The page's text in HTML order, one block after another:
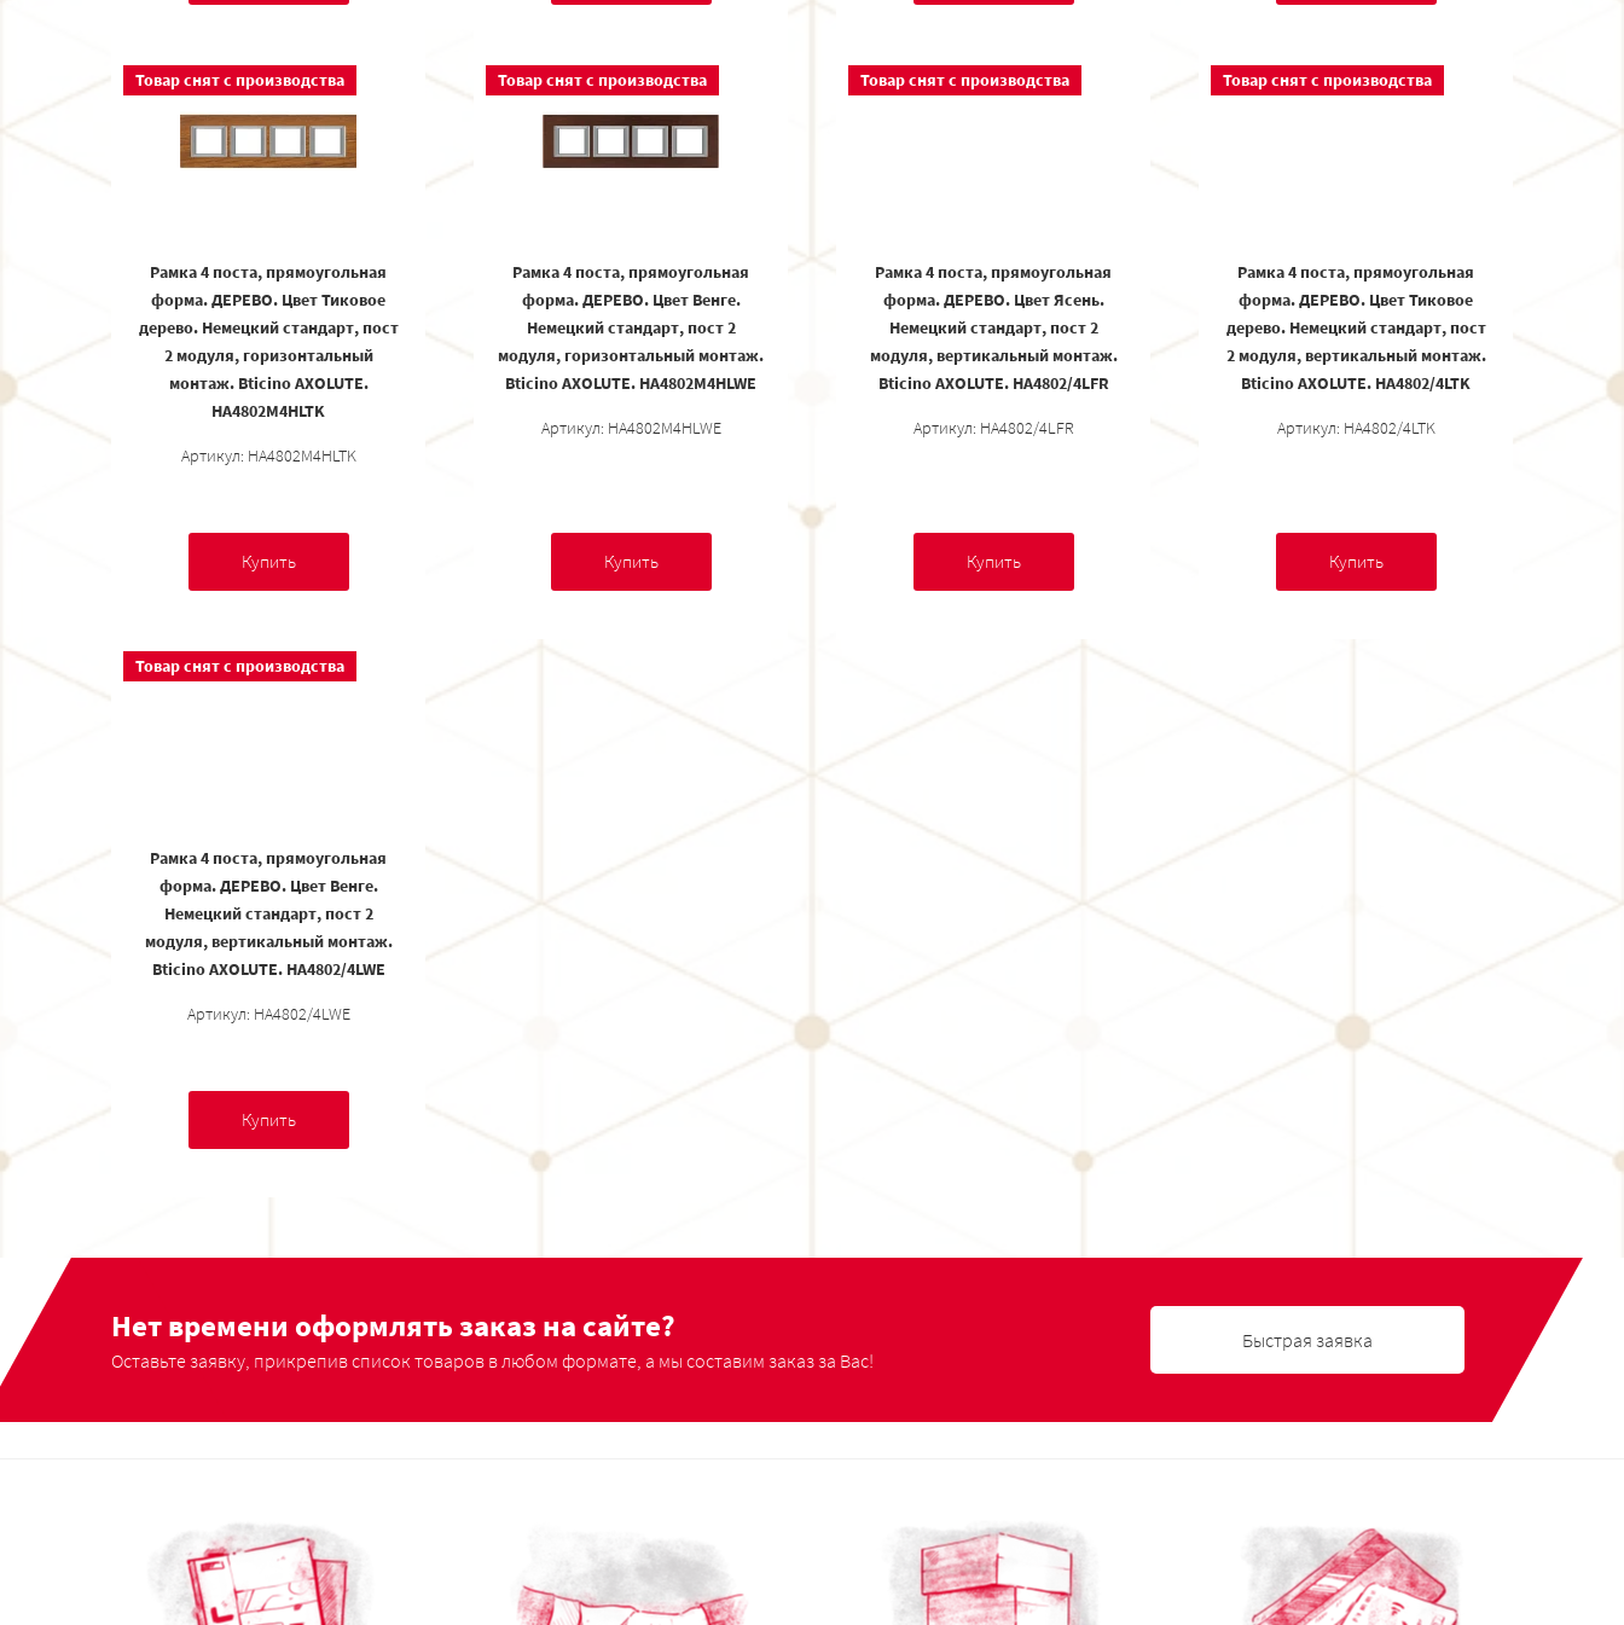
Товар снят с производства
Рамка 4 поста, прямоугольная
форма. ДЕРЕВО. Цвет Тиковое
дерево. Немецкий стандарт, пост
2 модуля, горизонтальный
монтаж. Bticino AXOLUTE.
HA4802M4HLTK
Артикул: HA4802M4HLTK
Купить
Товар снят с производства
Рамка 4 поста, прямоугольная
форма. ДЕРЕВО. Цвет Венге.
Немецкий стандарт, пост 2
модуля, горизонтальный монтаж.
Bticino AXOLUTE. HA4802M4HLWE
Артикул: HA4802M4HLWE
Купить
Товар снят с производства
Рамка 4 поста, прямоугольная
форма. ДЕРЕВО. Цвет Ясень.
Немецкий стандарт, пост 2
модуля, вертикальный монтаж.
Bticino AXOLUTE. HA4802/4LFR
Артикул: HA4802/4LFR
Купить
Товар снят с производства
Рамка 4 поста, прямоугольная
форма. ДЕРЕВО. Цвет Тиковое
дерево. Немецкий стандарт, пост
2 модуля, вертикальный монтаж.
Bticino AXOLUTE. HA4802/4LTK
Артикул: HA4802/4LTK
Купить
Товар снят с производства
Рамка 4 поста, прямоугольная
форма. ДЕРЕВО. Цвет Венге.
Немецкий стандарт, пост 2
модуля, вертикальный монтаж.
Bticino AXOLUTE. HA4802/4LWE
Артикул: HA4802/4LWE
Купить
Нет времени оформлять заказ на сайте?
Оставьте заявку, прикрепив список товаров в любом формате, а мы составим заказ за Вас!
Быстрая заявка